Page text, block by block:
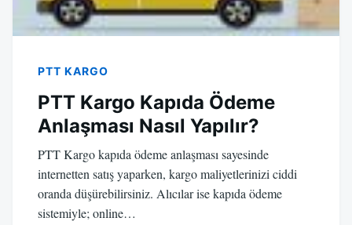
PTT KARGO
PTT Kargo Kapıda Ödeme
Anlaşması Nasıl Yapılır?
PTT Kargo kapıda ödeme anlaşması sayesinde
internetten satış yaparken, kargo maliyetlerinizi ciddi
oranda düşürebilirsiniz. Alıcılar ise kapıda ödeme
sistemiyle; online…